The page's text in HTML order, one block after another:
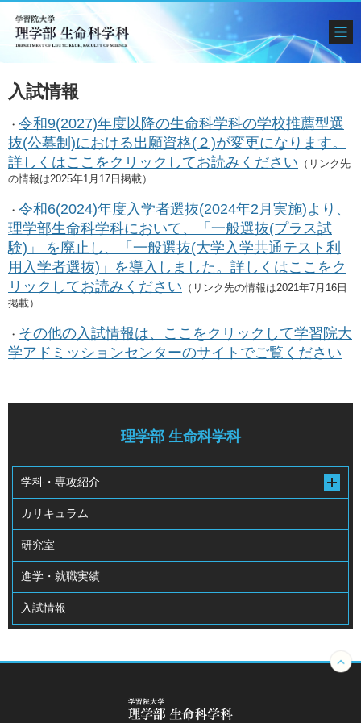
入試情報
・ 令和9(2027)年度以降の生命科学科の学校推薦型選
抜(公募制)における出願資格(２)が変更になります。
詳しくはここをクリックしてお読みください （リンク先
の情報は2025年1月17日掲載）
・ 令和6(2024)年度入学者選抜(2024年2月実施)より、
理学部生命科学科において、「一般選抜(プラス試
験) 」 を廃止し、「一般選抜(大学入学共通テスト利
用入学者選抜)」を導入しました。詳しくはここをク
リックしてお読みください （リンク先の情報は2021年7月16日
掲載）
・ その他の入試情報は、ここをクリックして学習院大
学アドミッションセンターのサイトでご覧ください
理学部 生命科学科
学科・専攻紹介
カリキュラム
研究室
進学・就職実績
入試情報